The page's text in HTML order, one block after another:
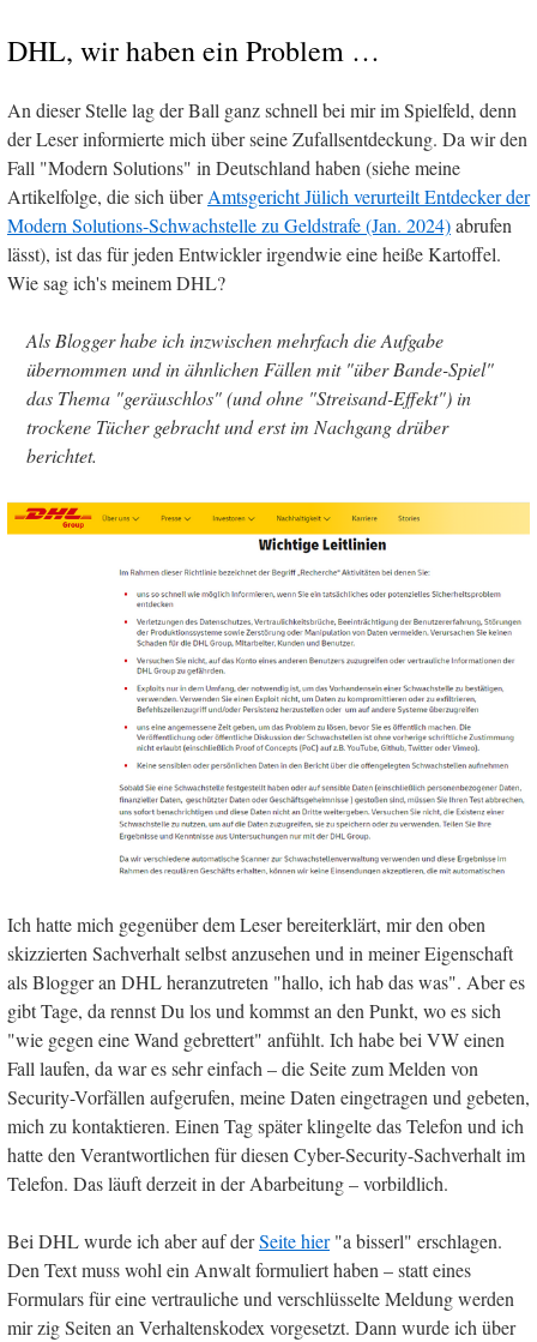
DHL, wir haben ein Problem …
An dieser Stelle lag der Ball ganz schnell bei mir im Spielfeld, denn
der Leser informierte mich über seine Zufallsentdeckung. Da wir den
Fall "Modern Solutions" in Deutschland haben (siehe meine
Artikelfolge, die sich überAmtsgericht Jülich verurteilt Entdecker der
Modern Solutions-Schwachstelle zu Geldstrafe (Jan. 2024)abrufen
lässt), ist das für jeden Entwickler irgendwie eine heiße Kartoffel.
Wie sag ich's meinem DHL?
Als Blogger habe ich inzwischen mehrfach die Aufgabe
übernommen und in ähnlichen Fällen mit "über Bande-Spiel"
das Thema "geräuschlos" (und ohne "Streisand-Effekt") in
trockene Tücher gebracht und erst im Nachgang drüber
berichtet.
Ich hatte mich gegenüber dem Leser bereiterklärt, mir den oben
skizzierten Sachverhalt selbst anzusehen und in meiner Eigenschaft
als Blogger an DHL heranzutreten "hallo, ich hab das was". Aber es
gibt Tage, da rennst Du los und kommst an den Punkt, wo es sich
"wie gegen eine Wand gebrettert" anfühlt. Ich habe bei VW einen
Fall laufen, da war es sehr einfach – die Seite zum Melden von
Security-Vorfällen aufgerufen, meine Daten eingetragen und gebeten,
mich zu kontaktieren. Einen Tag später klingelte das Telefon und ich
hatte den Verantwortlichen für diesen Cyber-Security-Sachverhalt im
Telefon. Das läuft derzeit in der Abarbeitung – vorbildlich.
Bei DHL wurde ich aber auf derSeite hier"a bisserl" erschlagen.
Den Text muss wohl ein Anwalt formuliert haben – statt eines
Formulars für eine vertrauliche und verschlüsselte Meldung werden
mir zig Seiten an Verhaltenskodex vorgesetzt. Dann wurde ich über